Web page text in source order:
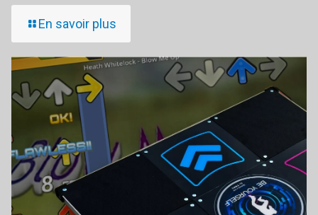
En savoir plus